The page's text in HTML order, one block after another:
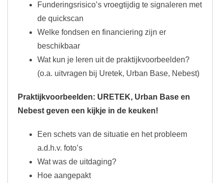
Funderingsrisico’s vroegtijdig te signaleren met
de quickscan
Welke fondsen en financiering zijn er
beschikbaar
Wat kun je leren uit de praktijkvoorbeelden?
(o.a. uitvragen bij Uretek, Urban Base, Nebest)
Praktijkvoorbeelden: URETEK, Urban Base en
Nebest geven een kijkje in de keuken!
Een schets van de situatie en het probleem
a.d.h.v. foto’s
Wat was de uitdaging?
Hoe aangepakt